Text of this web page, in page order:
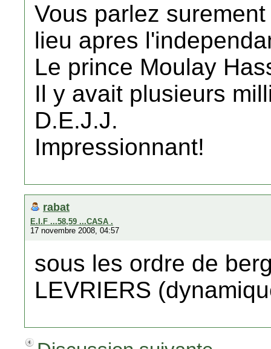
Vous parlez
lieu apres
Le prince Moulay
Il y avait plusieurs
D.E.J.J.
Impressionnant!
rabat
E.I.F ...58,59 ...CASA .
17 novembre 2008, 04:57
sous les ordre de
LEVRIERS